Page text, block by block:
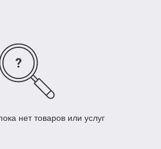
нет товаров или услуг